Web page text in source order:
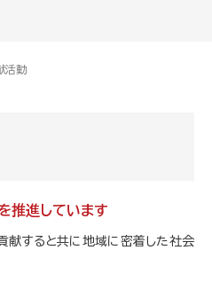
活動
推進しています
献すると共に地域に密着した社会